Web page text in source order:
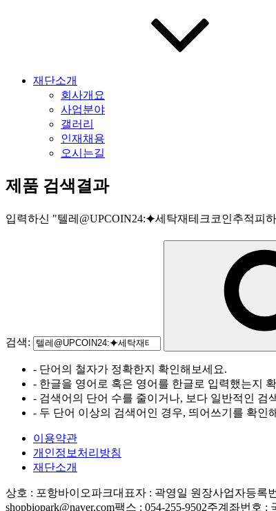
재단소개
회사개요
사업분야
갤러리
인재채용
오시는길
제품 검색결과
입력하신 "텔레@UPCOIN24:⯌세탁재테크코인추적피
검색:
- 단어의 철자가 정확한지 확인해보세요.
- 한글을 영어로 혹은 영어를 한글로 입력했는지
- 검색어의 단어 수를 줄이거나, 보다 일반적인 검
- 두 단어 이상의 검색어인 경우, 띄어쓰기를 확인
이용약관
개인정보처리방침
재단소개
상호 : 포항바이오파크대표자 : 곽영일 원장사업자등록
shopbiopark@naver.com팩스 : 054-255-9502주계좌번호 :